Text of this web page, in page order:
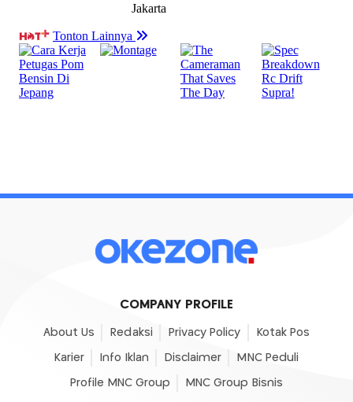
COMPANY PROFILE
About Us Redaksi Privacy Policy Kotak Pos
Karier Info Iklan Disclaimer MNC Peduli
Profile MNC Group MNC Group Bisnis